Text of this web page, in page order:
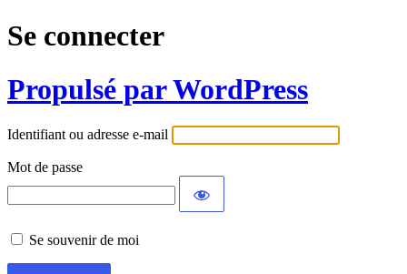
Se connecter
Propulsé par WordPress
Identifiant ou adresse e-mail
Mot de passe
Se souvenir de moi